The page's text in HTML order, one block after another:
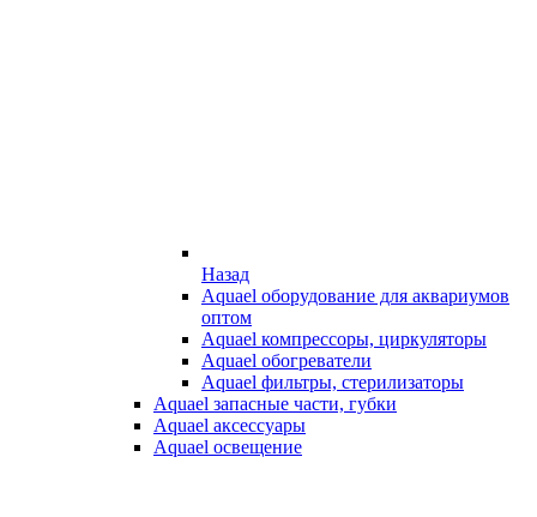
Назад
Aquael оборудование для аквариумов
оптом
Aquael компрессоры, циркуляторы
Aquael обогреватели
Aquael фильтры, стерилизаторы
Aquael запасные части, губки
Aquael аксессуары
Aquael освещение